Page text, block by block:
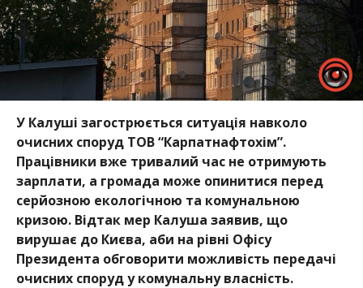
У Калуші загострюється ситуація навколо
очисних споруд ТОВ “Карпатнафтохім”.
Працівники вже тривалий час не отримують
зарплати, а громада може опинитися перед
серйозною екологічною та комунальною
кризою. Відтак мер Калуша заявив, що
вирушає до Києва, аби на рівні Офісу
Президента обговорити можливість передачі
очисних споруд у комунальну власність.